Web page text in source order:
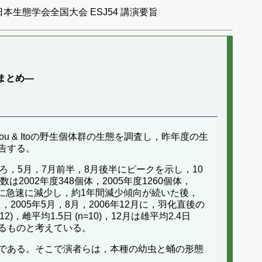
本生態学会全国大会 ESJ54 講演要旨
とめ―
& Itoの野生個体群の生態を調査し，昨年度の生
する。
，5月，7月前半，8月後半にピークを示し，10
は2002年度348個体，2005年度1260個体，
速に減少し，約1年間減少傾向が続いた後，
2005年5月，8月，2006年12月に，羽化直後の
，雌平均1.5日 (n=10)，12月は雄平均2.4日
のと考えている。
ある。そこで演者らは，本種の幼虫と蛹の形態